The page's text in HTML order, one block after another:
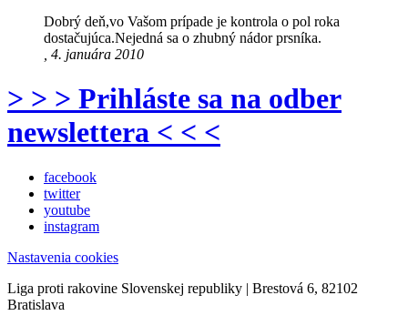
Dobrý deň,vo Vašom prípade je kontrola o pol roka
dostačujúca.Nejedná sa o zhubný nádor prsníka.
, 4. januára 2010
> > > Prihláste sa na odber
newslettera < < <
facebook
twitter
youtube
instagram
Nastavenia cookies
Liga proti rakovine Slovenskej republiky | Brestová 6, 82102
Bratislava